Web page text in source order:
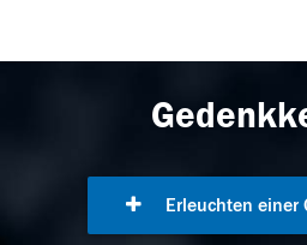
Erleuchten einer